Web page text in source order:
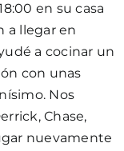
en su casa
a llegar en
a cocinar un
con unas
Nos
Chase,
nuevamente